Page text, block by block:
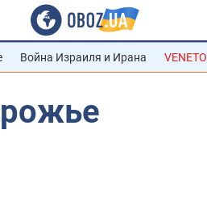
Война Израиля и Ирана VENETO